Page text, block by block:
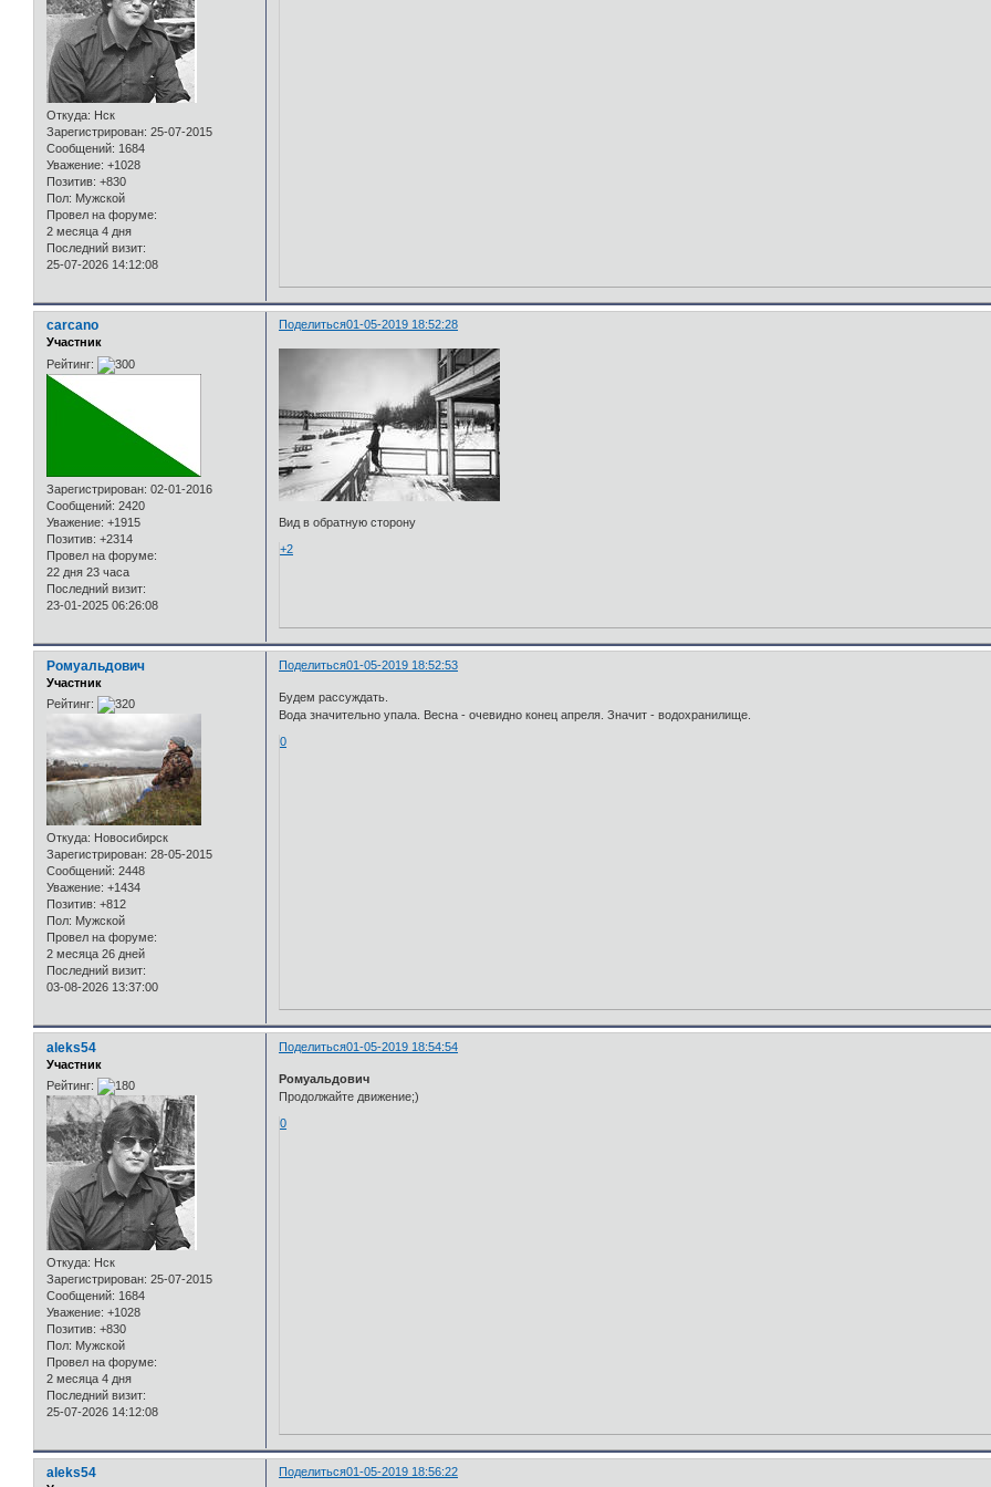
Откуда: Нск
Зарегистрирован: 25-07-2015
Сообщений: 1684
Уважение: +1028
Позитив: +830
Пол: Мужской
Провел на форуме:
2 месяца 4 дня
Последний визит:
25-07-2026 14:12:08
Поделиться01-05-2019 18:52:28
carcano
Участник
Рейтинг:
Зарегистрирован: 02-01-2016
Сообщений: 2420
Уважение: +1915
Позитив: +2314
Провел на форуме:
22 дня 23 часа
Последний визит:
23-01-2025 06:26:08
Вид в обратную сторону
+2
Поделиться01-05-2019 18:52:53
Ромуальдович
Участник
Рейтинг:
Откуда: Новосибирск
Зарегистрирован: 28-05-2015
Сообщений: 2448
Уважение: +1434
Позитив: +812
Пол: Мужской
Провел на форуме:
2 месяца 26 дней
Последний визит:
03-08-2026 13:37:00
Будем рассуждать.
Вода значительно упала. Весна - очевидно конец апреля. Значит - водохранилище.
0
Поделиться01-05-2019 18:54:54
aleks54
Участник
Рейтинг:
Откуда: Нск
Зарегистрирован: 25-07-2015
Сообщений: 1684
Уважение: +1028
Позитив: +830
Пол: Мужской
Провел на форуме:
2 месяца 4 дня
Последний визит:
25-07-2026 14:12:08
Ромуальдович
Продолжайте движение;)
0
Поделиться01-05-2019 18:56:22
aleks54